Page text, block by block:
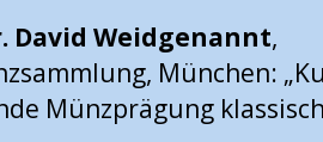
David Weidgenannt,
München:
Münzprägung